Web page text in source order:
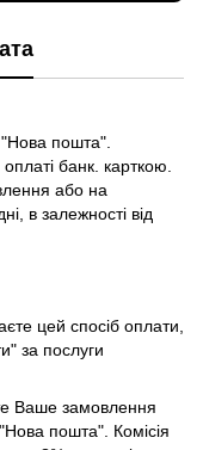
"Нова пошта".
банк. карткою.
або на
в залежності від
цей спосіб оплати,
за послуги
Ваше замовлення
пошта". Комісія